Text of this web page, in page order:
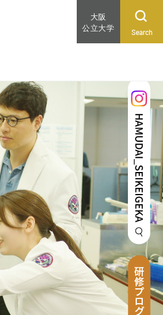
大阪
公立大学
Search